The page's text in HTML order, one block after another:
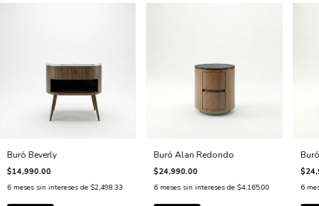
Buró Beverly
$14,990.00
6 meses sin intereses de $2,498.33
Buró Alan Redondo
$24,990.00
6 meses sin intereses de $4,165.00 6